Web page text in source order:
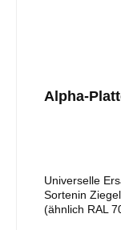
Alpha-
Universelle
Sortenin
(ähnlich RAL